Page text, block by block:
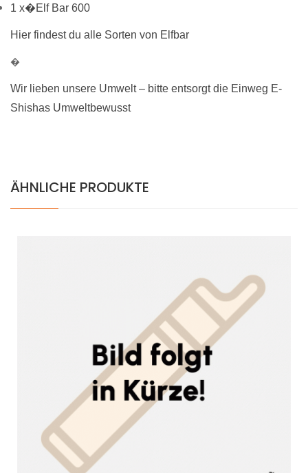
1 x�Elf Bar 600
Hier findest du alle Sorten von Elfbar
�
Wir lieben unsere Umwelt – bitte entsorgt die Einweg E-
Shishas Umweltbewusst
ÄHNLICHE PRODUKTE